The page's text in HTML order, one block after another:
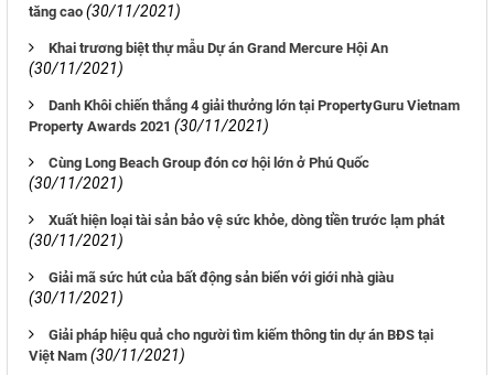
tăng cao (30/11/2021)
Khai trương biệt thự mẫu Dự án Grand Mercure Hội An
(30/11/2021)
Danh Khôi chiến thắng 4 giải thưởng lớn tại PropertyGuru Vietnam
Property Awards 2021 (30/11/2021)
Cùng Long Beach Group đón cơ hội lớn ở Phú Quốc
(30/11/2021)
Xuất hiện loại tài sản bảo vệ sức khỏe, dòng tiền trước lạm phát
(30/11/2021)
Giải mã sức hút của bất động sản biển với giới nhà giàu
(30/11/2021)
Giải pháp hiệu quả cho người tìm kiếm thông tin dự án BĐS tại
Việt Nam (30/11/2021)